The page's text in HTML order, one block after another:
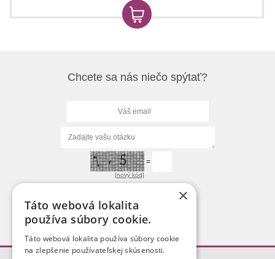
Chcete sa nás niečo spýtať?
[nový kód]
=
×
Táto webová lokalita
používa súbory cookie.
Táto webová lokalita používa súbory cookie
na zlepšenie používateľskej skúsenosti.